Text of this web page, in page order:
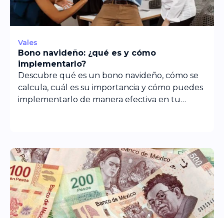
Vales
Bono navideño: ¿qué es y cómo
implementarlo?
Descubre qué es un bono navideño, cómo se
calcula, cuál es su importancia y cómo puedes
implementarlo de manera efectiva en tu